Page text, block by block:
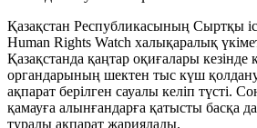
Қазақстан Республикасының Сыртқы
Human Rights Watch халықаралық
Қазақстанда қаңтар оқиғалары кезінде
органдарының шектен тыс күш
ақпарат берілген сауалы келіп түсті.
қамауға алынғандарға қатысты басқа
туралы ақпарат жариялады.